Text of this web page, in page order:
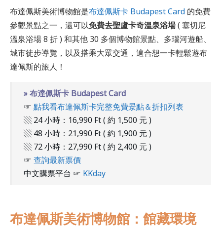
布達佩斯美術博物館是布達佩斯卡 Budapest Card 的免費
參觀景點之一，還可以免費去聖盧卡奇溫泉浴場( 塞切尼
溫泉浴場 8 折 ) 和其他 30 多個博物館景點、多瑙河遊船、
城市徒步導覽，以及搭乘大眾交通，適合想一卡輕鬆遊布
達佩斯的旅人！
» 布達佩斯卡 Budapest Card
☞ 點我看布達佩斯卡完整免費景點＆折扣列表
▧ 24 小時：16,990 Ft ( 約 1,500 元 )
▧ 48 小時：21,990 Ft ( 約 1,900 元 )
▧ 72 小時：27,990 Ft ( 約 2,400 元 )
☞ 查詢最新票價
中文購票平台 ☞ KKday
布達佩斯美術博物館：館藏環境